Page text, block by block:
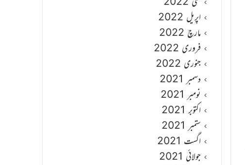
اپریل 2022
مارچ 2022
فروری 2022
جنوری 2022
دسمبر 2021
نومبر 2021
اکتوبر 2021
ستمبر 2021
اگست 2021
جولائی 2021